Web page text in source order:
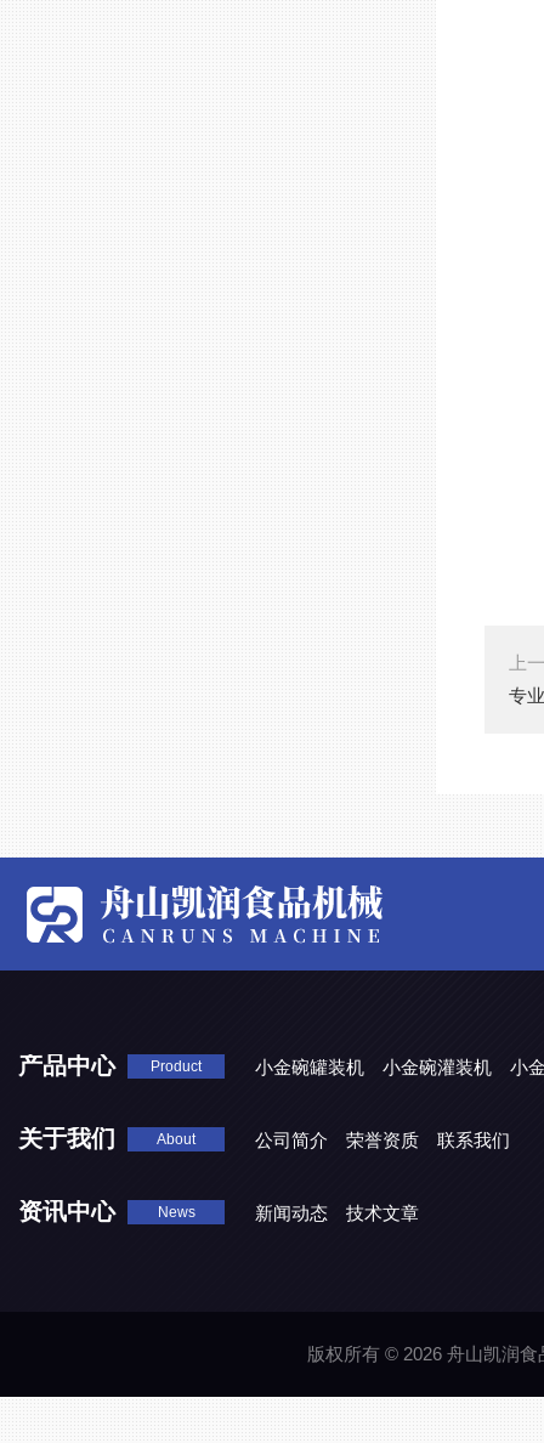
上
专
产品中心 Product 小金碗罐装机 小金碗灌装机 小
关于我们 About 公司简介 荣誉资质 联系我们
资讯中心 News 新闻动态 技术文章
版权所有 © 2026 舟山凯润